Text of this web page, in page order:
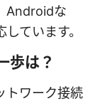
Androidな
ています。
歩は？
トワーク接続